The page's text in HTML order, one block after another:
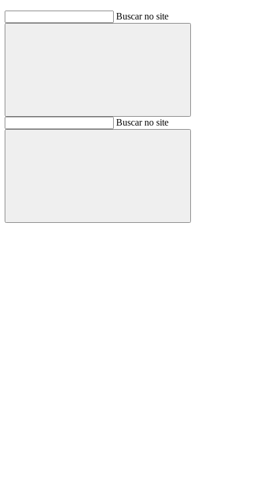
Buscar no site
BuscarBuscar no site
Buscar